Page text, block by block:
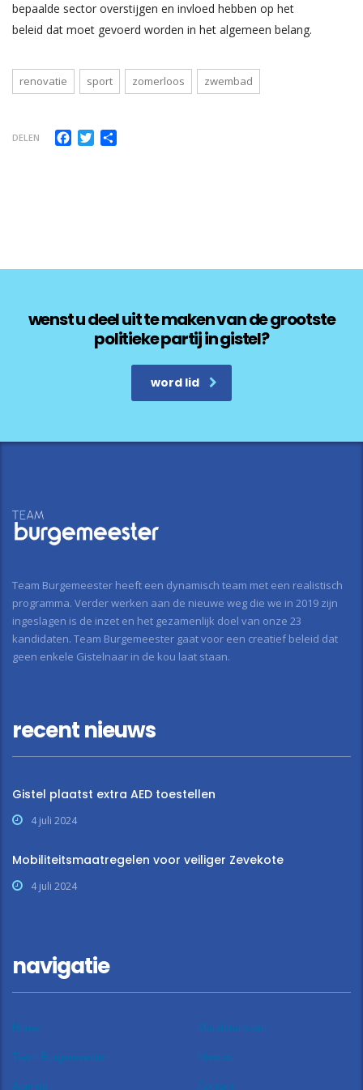
bepaalde sector overstijgen en invloed hebben op het
beleid dat moet gevoerd worden in het algemeen belang.
renovatie sport zomerloos zwembad
DELEN Facebook
Twitter
wenst u deel uit te maken van de grootste
politieke partij in gistel?
word lid
Team Burgemeester heeft een dynamisch team met een realistisch
programma. Verder werken aan de nieuwe weg die we in 2019 zijn
ingeslagen is de inzet en het gezamenlijk doel van onze 23
kandidaten. Team Burgemeester gaat voor een creatief beleid dat
geen enkele Gistelnaar in de kou laat staan.
recent nieuws
Gistel plaatst extra AED toestellen
4 juli 2024
Mobiliteitsmaatregelen voor veiliger Zevekote
4 juli 2024
navigatie
Home Mandatarissen
Team Burgemeester Nieuws
Agenda Contact